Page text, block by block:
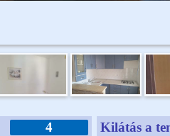
4
Kilátás a